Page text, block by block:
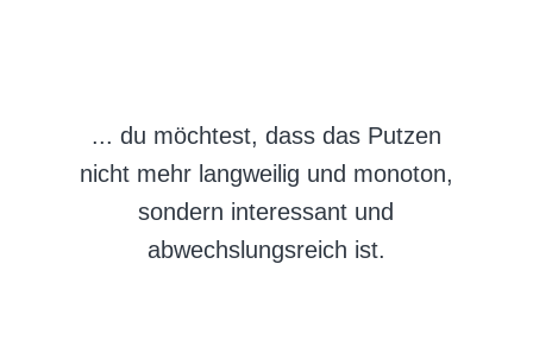
... du möchtest, dass das Putzen
nicht mehr langweilig und monoton,
sondern interessant und
abwechslungsreich ist.